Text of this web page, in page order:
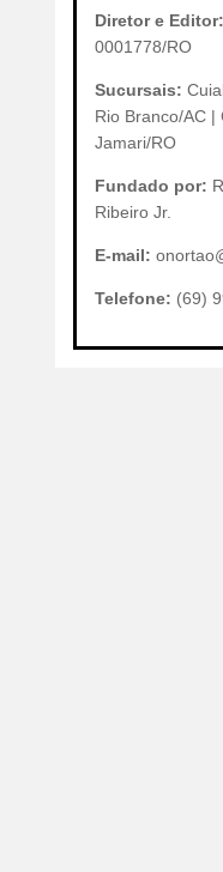
Diretor e Editor:
0001778/RO
Sucursais:
Rio Branco/AC |
Jamari/RO
Fundado por:
Ribeiro Jr.
E-mail:
Telefone: (69)